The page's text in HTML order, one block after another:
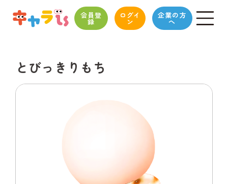
会員登
録
ログイ
ン
企業の方
へ
とびっきりもち